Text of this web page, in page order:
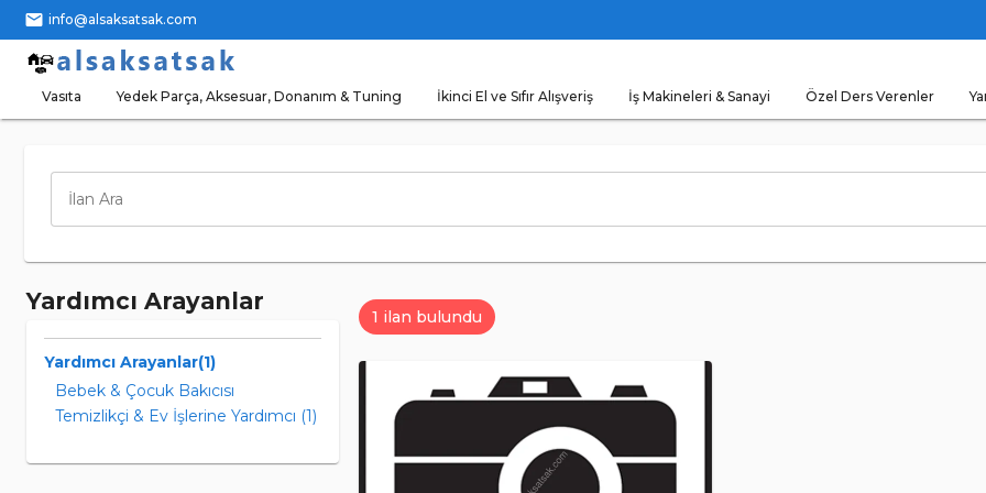
mail info@alsaksatsak.com
Vasıta Yedek Parça, Aksesuar, Donanım & Tuning İkinci El ve Sıfır Alışveriş İş Makineleri & Sanayi Özel Ders Verenler
İlan Ara
Yardımcı Arayanlar
Yardımcı Arayanlar(1)
Bebek & Çocuk Bakıcısı
Temizlikçi & Ev İşlerine Yardımcı (1)
1 ilan bulundu